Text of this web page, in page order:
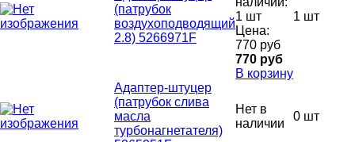
(патрубок
воздухоподводящий
2.8) 5266971F
1 шт
Цена:
770 руб
770 руб
В корзину
1 шт
Адаптер-штуцер
(патрубок слива
масла
турбонагнетателя)
Нет в
наличии
0 шт